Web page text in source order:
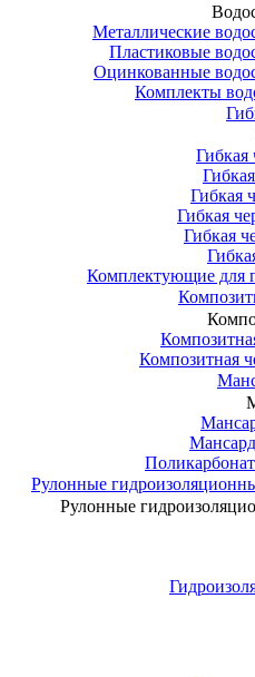
Металлические
Пластиковые
Оцинкованные
Комплекты
Гибкая
Гибкая
Гибкая
Гибкая
Комплектующие для
Композитная
Рулонные
Рулонные